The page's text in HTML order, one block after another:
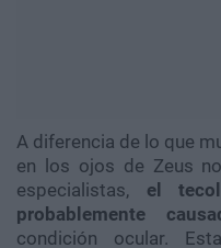
A diferencia de lo que
en los ojos de Zeus
especialistas, el
probablemente
condición ocular.